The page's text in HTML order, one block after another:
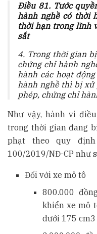
Điều 81. Tước
hành nghề có thời
thời hạn trong lĩnh
sắt
4. Trong thời gian
chứng chỉ hành
hành các hoạt
hành nghề thì bị xử
phép, chứng chỉ
Như vậy, hành vi
trong thời gian đang
phạt theo quy
100/2019/NĐ-CP như
Đối với xe mô tô
800.000
khiển xe mô
dưới 175 cm3